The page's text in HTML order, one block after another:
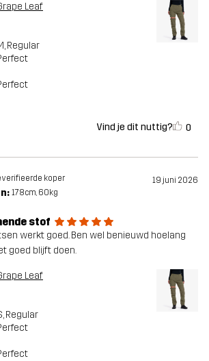
Leaf
, Regular
Vind je dit nuttig? 0
koper 19 juni 2026
178cm, 60kg
stof
werkt goed. Ben wel benieuwd hoelang
goed blijft doen.
Leaf
, Regular